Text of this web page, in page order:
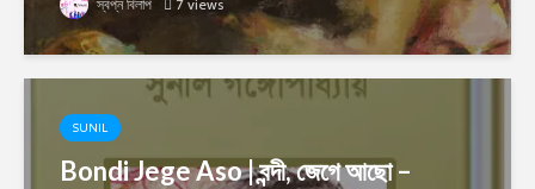
স্বপ্ন বিলাপ 7 views
SUNIL
Bondi Jege Aso | বন্দী, জেগে আছো –